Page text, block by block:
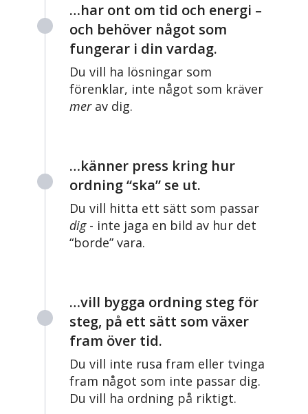
…har ont om tid och energi –
och behöver något som
fungerar i din vardag.
Du vill ha lösningar som
förenklar, inte något som kräver
merav dig.
…känner press kring hur
ordning “ska” se ut.
Du vill hitta ett sätt som passar
dig- inte jaga en bild av hur det
“borde” vara.
…vill bygga ordning steg för
steg, på ett sätt som växer
fram över tid.
Du vill inte rusa fram eller tvinga
fram något som inte passar dig.
Du vill ha ordning på riktigt.